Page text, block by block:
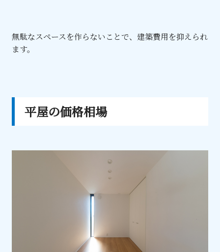
無駄なスペースを作らないことで、建築費用を抑えられ
ます。
平屋の価格相場